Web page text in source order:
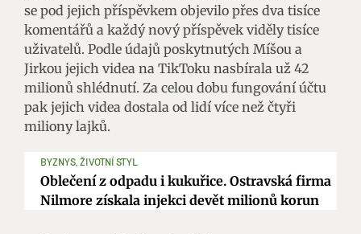
se pod jejich příspěvkem objevilo přes dva tisíce
komentářů a každý nový příspěvek viděly tisíce
uživatelů. Podle údajů poskytnutých Míšou a
Jirkou jejich videa na TikToku nasbírala už 42
milionů shlédnutí. Za celou dobu fungování účtu
pak jejich videa dostala od lidí více než čtyři
miliony lajků.
BYZNYS, ŽIVOTNÍ STYL
Oblečení z odpadu i kukuřice. Ostravská firma
Nilmore získala injekci devět milionů korun